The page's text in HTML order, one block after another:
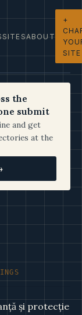
SITESABOUT
+
SITE
the
submit
and get
at the
și protecție